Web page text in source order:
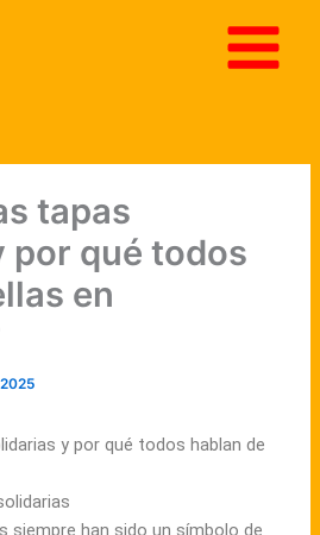
tapas
por qué todos
en
y por qué todos hablan de
siempre han sido un símbolo de